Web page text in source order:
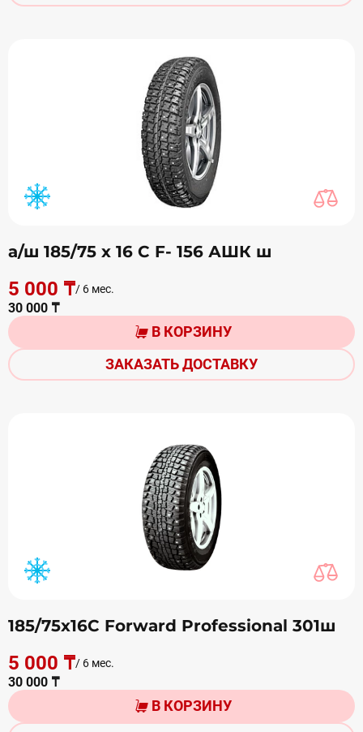
а/ш 185/75 х 16 С F- 156 АШК ш
5 000 ₸/ 6 мес.
30 000 ₸
В КОРЗИНУ
ЗАКАЗАТЬ ДОСТАВКУ
185/75х16C Forward Professional 301ш
5 000 ₸/ 6 мес.
30 000 ₸
В КОРЗИНУ